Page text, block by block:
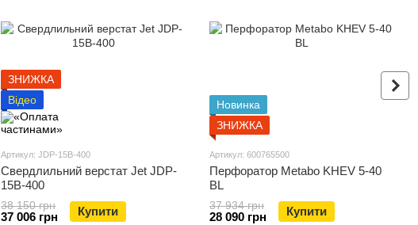
ЗНИЖКА
Відео
Артикул: JDP-15B-400
Свердлильний верстат Jet JDP-
15B-400
38 150 грн
37 006 грн Купити
Новинка
ЗНИЖКА
Артикул: 600765500
Перфоратор Metabo KHEV 5-40
BL
37 934 грн
28 090 грн Купити